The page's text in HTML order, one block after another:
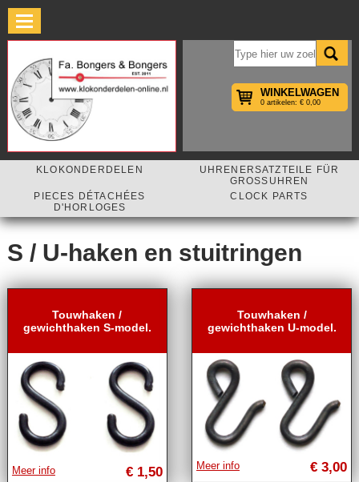
WINKELWAGEN
0 artikelen: € 0,00
KLOKONDERDELEN
UHRENERSATZTEILE FÜR
GROSSUHREN
PIECES DÉTACHÉES
D'HORLOGES
CLOCK PARTS
S / U-haken en stuitringen
Touwhaken /
gewichthaken S-model.
Meer info € 1,50
Touwhaken /
gewichthaken U-model.
Meer info € 3,00